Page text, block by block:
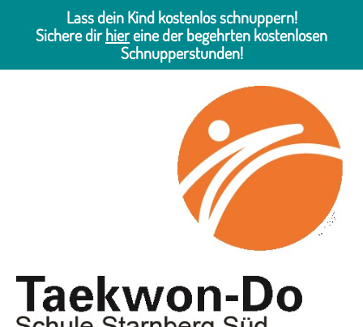
Lass dein Kind kostenlos schnuppern!
Sichere dirhiereine der begehrten kostenlosen
Schnupperstunden!